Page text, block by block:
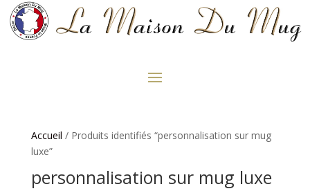
Accueil / Produits identifiés “personnalisation sur mug
luxe”
personnalisation sur mug luxe